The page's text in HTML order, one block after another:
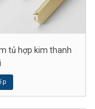
tủ hợp kim thanh